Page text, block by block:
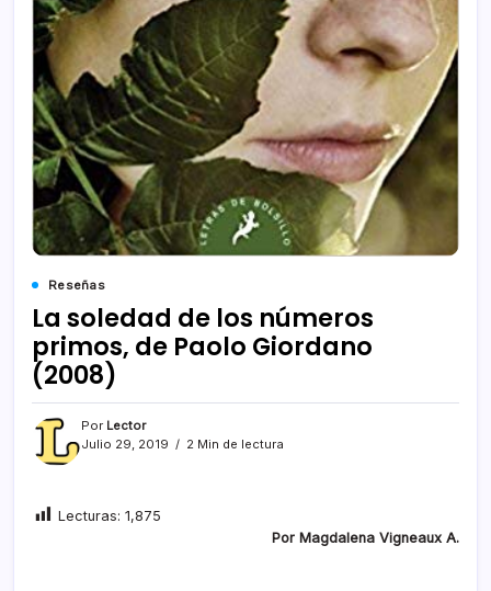
Reseñas
La soledad de los números
primos, de Paolo Giordano
(2008)
Por Lector
Julio 29, 2019
2 Min de lectura
Lecturas: 1,875
Por Magdalena Vigneaux A.